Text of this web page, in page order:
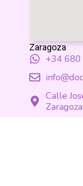
Zaragoza
+34
Calle
Zaragoza